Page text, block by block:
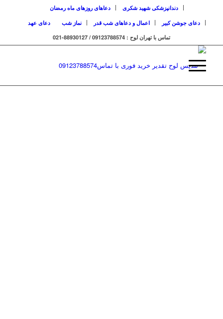
دندانپزشکی شهید شکری
دعاهای روزهای ماه رمضان
دعای جوشن کبیر
اعمال و دعاهای شب قدر نماز شب
دعای عهد
تماس با تهران لوح : 09123788574 / 88930127-021